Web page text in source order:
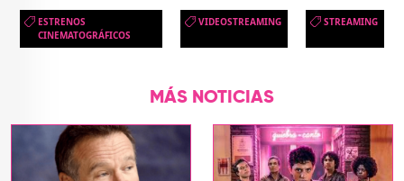
ESTRENOS
CINEMATOGRÁFICOS
VIDEOSTREAMING STREAMING
MÁS NOTICIAS